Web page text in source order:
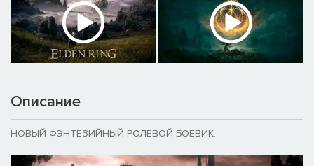
Описание
НОВЫЙ ФЭНТЕЗИЙНЫЙ РОЛЕВОЙ БОЕВИК.